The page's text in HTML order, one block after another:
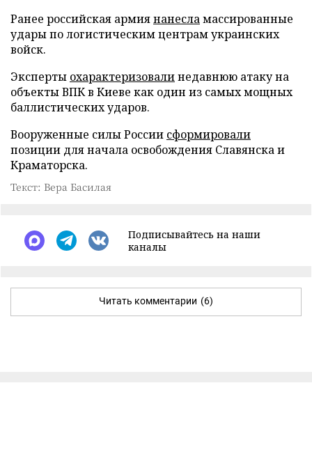
Ранее российская армиянанесламассированные
удары по логистическим центрам украинских
войск.
Эксперты охарактеризовалинедавнюю атаку на
объекты ВПК в Киеве как один из самых мощных
баллистических ударов.
Вооруженные силы России сформировали
позиции для начала освобождения Славянска и
Краматорска.
Текст: Вера Басилая
Подписывайтесь на наши
каналы
Читать комментарии (6)